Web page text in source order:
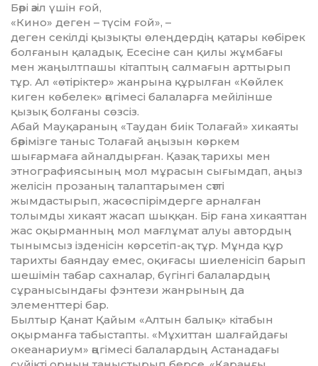
Бәрі әзіл үшін ғой,
«Кино» деген – түсім ғой», –
деген секілді қызықты өлеңдердің қатары көбірек
болғанын қаладық. Есесіне сан қилы жұмбағы
мен жаңылтпашы кітаптың салмағын арттырып
тұр. Ал «өтіріктер» жанрына құрылған «Көйлек
киген көбелек» әңгімесі балаларға мейілінше
қызық болғаны сөзсіз.
Абай Мауқараның «Таудан биік Толағай» хикаяты
бәрімізге таныс Толағай аңызын көркем
шығармаға айналдырған. Қазақ тарихы мен
этнографиясының мол мұрасын сығымдап, аңыз
желісін прозаның талаптарымен сәтті
жымдастырып, жасөспірімдерге арналған
толымды хикаят жасап шыққан. Бір ғана хикаяттан
жас оқырманның мол мағлұмат алуы автордың
тынымсыз ізденісін көрсетіп-ақ тұр. Мұнда құр
тарихты баяндау емес, оқиғасы шиеленісіп барып
шешімін табар сахналар, бүгінгі балалардың
сұранысындағы фэнтези жанрының да
элементтері бар.
Былтыр Қанат Қайым «Алтын балық» кітабын
оқырманға табыстапты. «Мұхиттан шалғайдағы
океанариум» әңгімесі балалардың Астанадағы